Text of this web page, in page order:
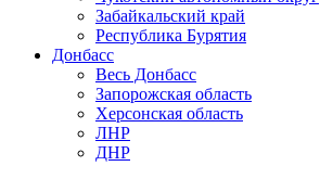
Забайкальский край
Республика Бурятия
Донбасс
Весь Донбасс
Запорожская область
Херсонская область
ЛНР
ДНР